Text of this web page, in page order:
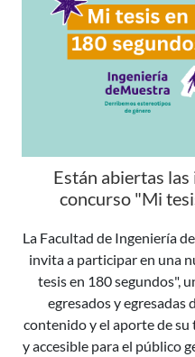
Están abiertas
concurso "Mi
La Facultad de Ingeniería
invita a participar en una
tesis en 180 segundos",
egresados y egresadas
contenido y el aporte de su
y accesible para el público